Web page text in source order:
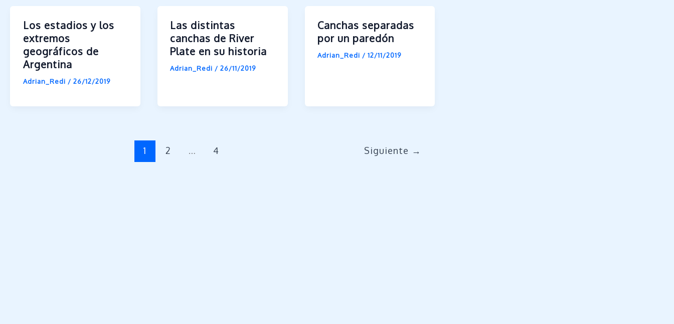
Los estadios y los
extremos
geográficos de
Argentina
Adrian_Redi / 26/12/2019
Las distintas
canchas de River
Plate en su historia
Adrian_Redi /26/11/2019
Canchas separadas
por un paredón
Adrian_Redi /12/11/2019
1 2 … 4 Siguiente →